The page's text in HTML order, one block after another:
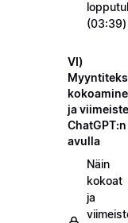
(03:39)
VI)
ja
ChatGPT:n
avulla
Näin
kokoat
ja